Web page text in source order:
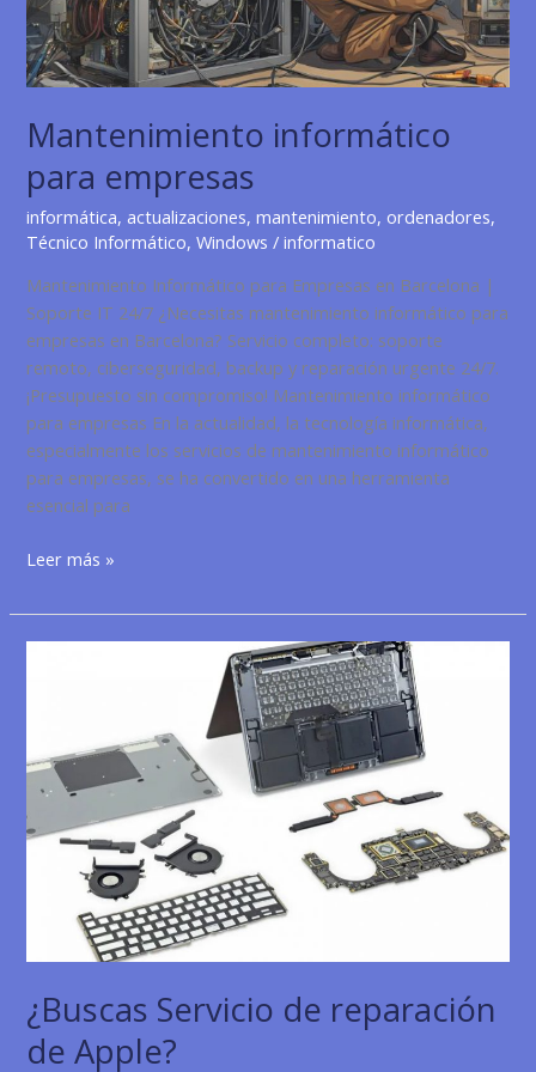
Mantenimiento informático
para empresas
informática,actualizaciones,mantenimiento, ordenadores,
Técnico Informático,Windows /informatico
Mantenimiento Informático para Empresas en Barcelona |
Soporte IT 24/7 ¿Necesitas mantenimiento informático para
empresas en Barcelona? Servicio completo: soporte
remoto, ciberseguridad, backup y reparación urgente 24/7.
¡Presupuesto sin compromiso! Mantenimiento informático
para empresas En la actualidad, la tecnología informática,
especialmente los servicios de mantenimiento informático
para empresas, se ha convertido en una herramienta
esencial para
Mantenimiento
para
empresas
Leer más »
¿Buscas Servicio de reparación
de Apple?